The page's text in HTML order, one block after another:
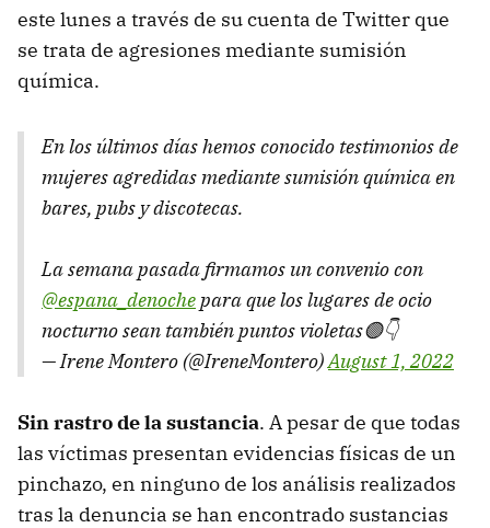
este lunes a través de su cuenta de Twitter que
se trata de agresiones mediante sumisión
química.
En los últimos días hemos conocido testimonios de
mujeres agredidas mediante sumisión química en
bares, pubs y discotecas.
La semana pasada firmamos un convenio con
@espana_denochepara que los lugares de ocio
nocturno sean también puntos violetas🟣👇
— Irene Montero (@IreneMontero)August 1, 2022
Sin rastro de la sustancia. A pesar de que todas
las víctimas presentan evidencias físicas de un
pinchazo, en ninguno de los análisis realizados
tras la denuncia se han encontrado sustancias